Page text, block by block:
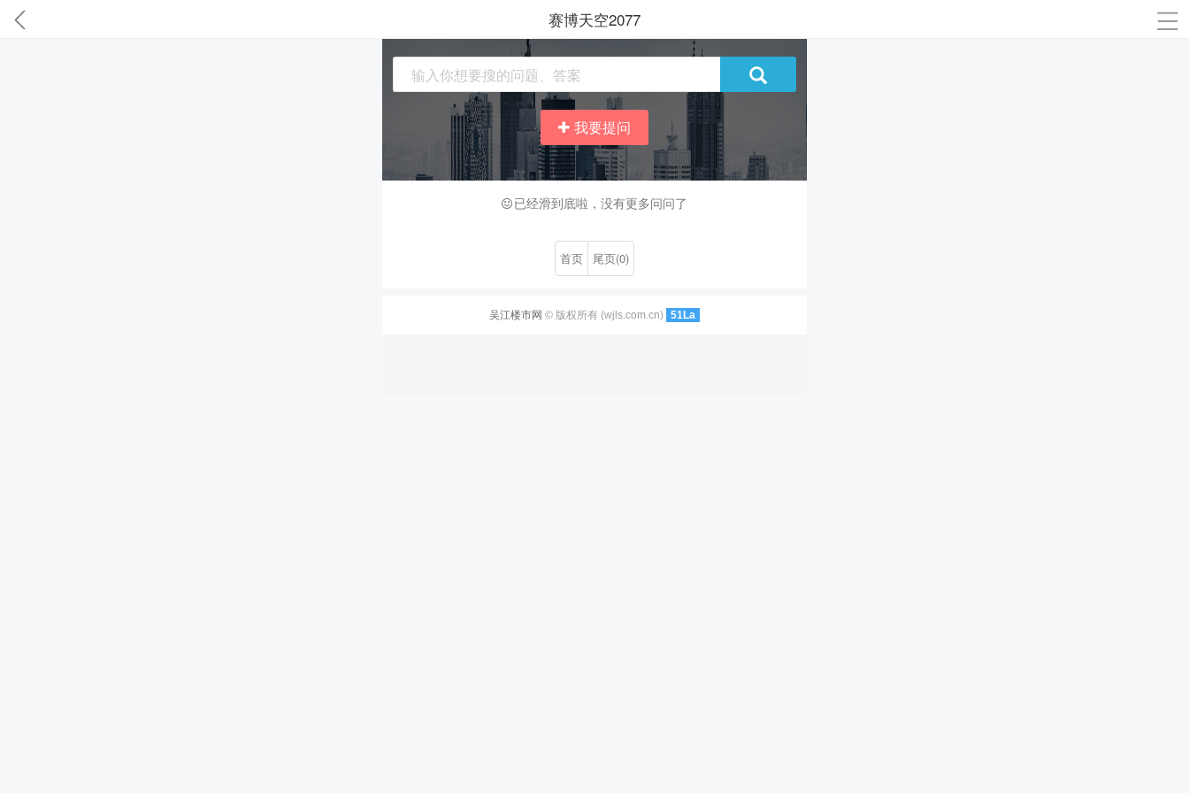
赛博天空2077
我要提问
已经滑到底啦，没有更多问问了
首页 尾页(0)
吴江楼市网 © 版权所有 (wjls.com.cn) 51La